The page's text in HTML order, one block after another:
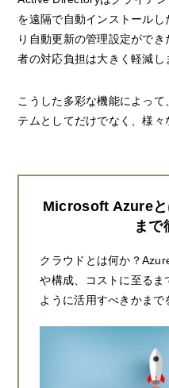
を遠隔で自動インストール
り自動更新の管理設定がで
者の対応負担は大きく軽減し
こうした多彩な機能によっ
テムとしてだけでなく、様々
Microsoft Azureと
まで
クラウドとは何か？
や構成、コストに至る
ように活用すべきかまで